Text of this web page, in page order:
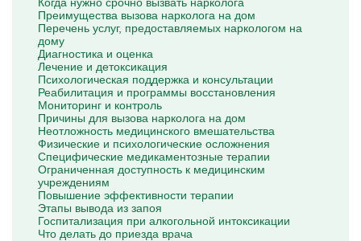
Капельницы Преднизолона
Цераксон капельница
Капельница Церебролизин
Капельница Мильгамма
Капельница Цефтриаксон
Капельница Ципрофлоксацин
Капельница Рингер
Преимущества вызова нарколога на дом
Перечень услуг, предоставляемых наркологом на
дому
Диагностика и оценка
Лечение и детоксикация
Психологическая поддержка и консультации
Реабилитация и программы восстановления
Мониторинг и контроль
Причины для вызова нарколога на дом
Неотложность медицинского вмешательства
Физические и психологические осложнения
Специфические медикаментозные терапии
Ограниченная доступность к медицинским
учреждениям
Повышение эффективности терапии
Этапы вывода из запоя
Госпитализация при алкогольной интоксикации
Что делать до приезда врача